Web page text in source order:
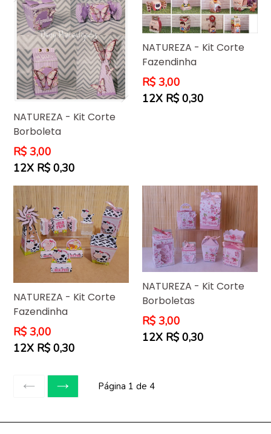
NATUREZA - Kit Corte
Borboleta
Preço
normal
R$ 3,00
12X R$ 0,30
NATUREZA - Kit Corte
Fazendinha
Preço
normal
R$ 3,00
12X R$ 0,30
NATUREZA - Kit Corte
Fazendinha
Preço
normal
R$ 3,00
12X R$ 0,30
NATUREZA - Kit Corte
Borboletas
Preço
normal
R$ 3,00
12X R$ 0,30
ANTERIORSEGUINTE
Página 1 de 4